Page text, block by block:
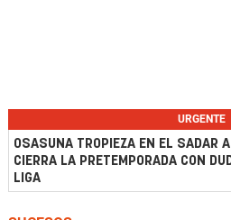
URGENTE
OSASUNA TROPIEZA EN EL SADAR
CIERRA LA PRETEMPORADA CON
LIGA